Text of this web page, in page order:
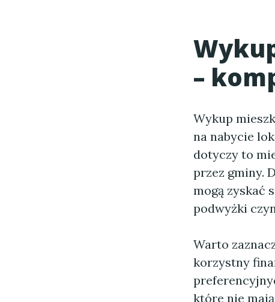
–
Wykup
na nabycie
dotyczy to
przez gminy.
mogą zyskać
podwyżki
Warto
korzystny
które nie